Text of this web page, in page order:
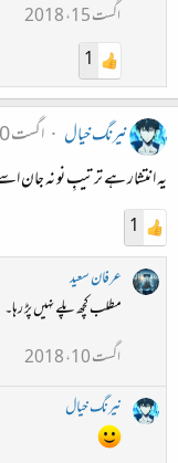
اگست 15، 2018
1
نیرنگ خیال
اگست 10، 2018
یہ انتشار ہے ترتیبِ نو نہ جان
1
عرفان سعید
مطلب کچھ پلے نہیں پڑ رہا۔
اگست 10، 2018
نیرنگ خیال